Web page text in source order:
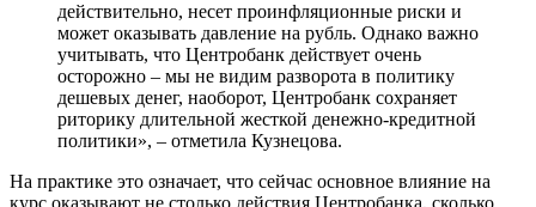
действительно, несет проинфляционные риски и
может оказывать давление на рубль. Однако важно
учитывать, что Центробанк действует очень
осторожно – мы не видим разворота в политику
дешевых денег, наоборот, Центробанк сохраняет
риторику длительной жесткой денежно-кредитной
политики», – отметила Кузнецова.
На практике это означает, что сейчас основное влияние на
курс оказывают не столько действия Центробанка, сколько